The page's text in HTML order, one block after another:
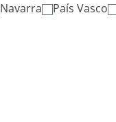
Navarra País Vasco